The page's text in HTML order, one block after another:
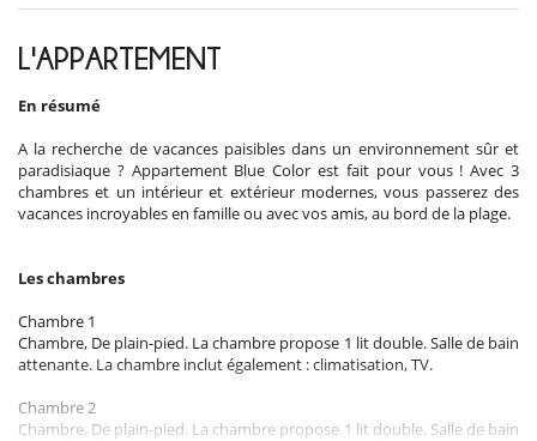
L'APPARTEMENT
En résumé
A la recherche de vacances paisibles dans un environnement sûr et
paradisiaque ? Appartement Blue Color est fait pour vous ! Avec 3
chambres et un intérieur et extérieur modernes, vous passerez des
vacances incroyables en famille ou avec vos amis, au bord de la plage.
Les chambres
Chambre 1
Chambre, De plain-pied. La chambre propose 1 lit double. Salle de bain
attenante. La chambre inclut également : climatisation, TV.
Chambre 2
Chambre, De plain-pied. La chambre propose 1 lit double. Salle de bain